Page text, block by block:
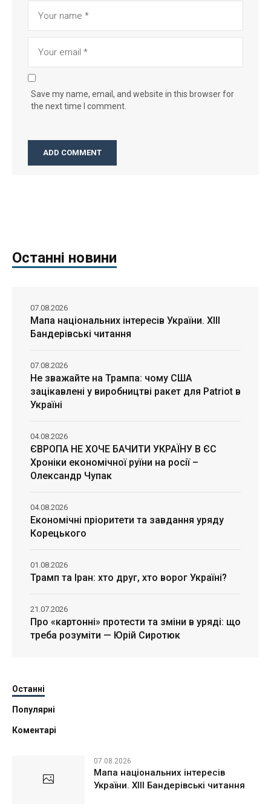
Save my name, email, and website in this browser for
the next time I comment.
Останні новини
Мапа національних інтересів України. ХІІІ
Бандерівські читання
07.08.2026
Не зважайте на Трампа: чому США
зацікавлені у виробництві ракет для Patriot в
Україні
07.08.2026
ЄВРОПА НЕ ХОЧЕ БАЧИТИ УКРАЇНУ В ЄС
Хроніки економічної руїни на росії –
Олександр Чупак
04.08.2026
Економічні пріоритети та завдання уряду
Корецького
04.08.2026
Трамп та Іран: хто друг, хто ворог Україні?
01.08.2026
Про «картонні» протести та зміни в уряді: що
треба розуміти — Юрій Сиротюк
21.07.2026
Останні
Популярні
Коментарі
07.08.2026
Мапа національних інтересів
України. ХІІІ Бандерівські читання